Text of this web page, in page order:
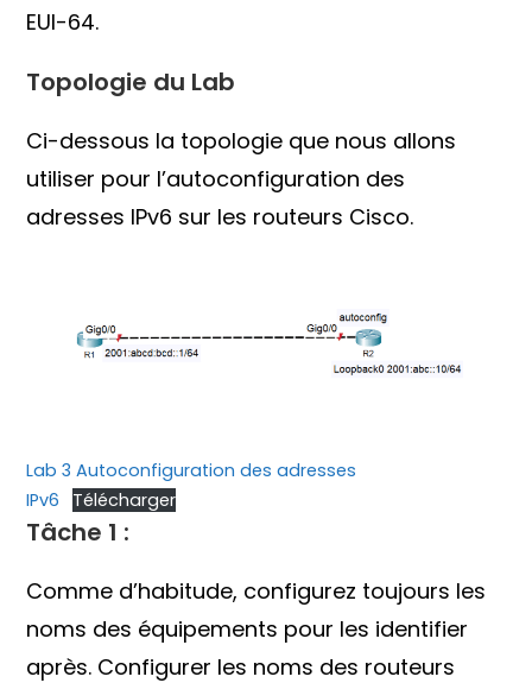
EUI-64.
Topologie du Lab
Ci-dessous la topologie que nous allons
utiliser pour l’autoconfiguration des
adresses IPv6 sur les routeurs Cisco.
Lab 3 Autoconfiguration des adresses
IPv6
Télécharger
Tâche 1 :
Comme d’habitude, configurez toujours les
noms des équipements pour les identifier
après. Configurer les noms des routeurs